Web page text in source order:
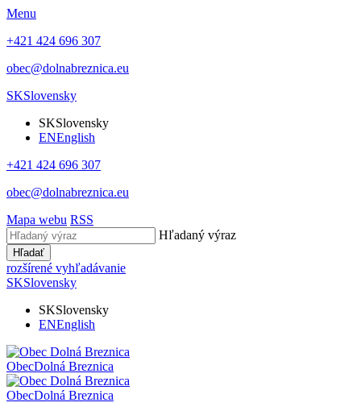
Menu
+421 424 696 307
obec@dolnabreznica.eu
SKSlovensky
SKSlovensky
ENEnglish
+421 424 696 307
obec@dolnabreznica.eu
Mapa webu RSS
Hľadaný výraz
Hľadať
rozšírené vyhľadávanie
SKSlovensky
SKSlovensky
ENEnglish
ObecDolná Breznica
ObecDolná Breznica